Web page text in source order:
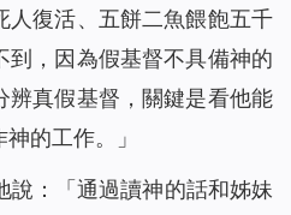
人復活、五餅二魚餵飽五千
到，因為假基督不具備神的
辨真假基督，關鍵是看他能
的工作。」
說：「通過讀神的話和姊妹